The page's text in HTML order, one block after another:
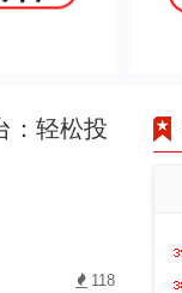
：轻松投
118